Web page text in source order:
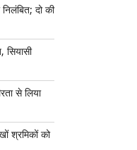
दो की
सियासी
से लिया
श्रमिकों को